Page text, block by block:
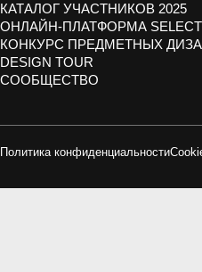
КАТАЛОГ УЧАСТНИКОВ 2025
ОНЛАЙН-ПЛАТФОРМА SELECT
КОНКУРС ПРЕДМЕТНЫХ
DESIGN TOUR
СООБЩЕСТВО
Политика конфиденциальности